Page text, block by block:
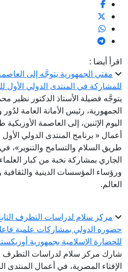
اقرأ أيضا :
مفتي الجمهورية يتوجَّه إلى
للمشاركة في المنتدى الدولي الأول
يتوجَّه فضيلة الأستاذ الدكتور نظير
الجمهورية، رئيس الأمانة العامة لدُور
اليوم الإثنين، إلى العاصمة
أعمال « برنامج المنتدى الدولي
الجاري بمشاركة نخبة من كبار
ورؤساء المؤسسات الدينية
العالم.
مركز سلام لدراسات التطرف التابع
حضوره الدولي بمشاركات علمية
للحضارة الإسلامية بجمهورية
شارك مركز سلام لدراسات التطرف
الإفتاء المصرية، في أعمال المنتدى